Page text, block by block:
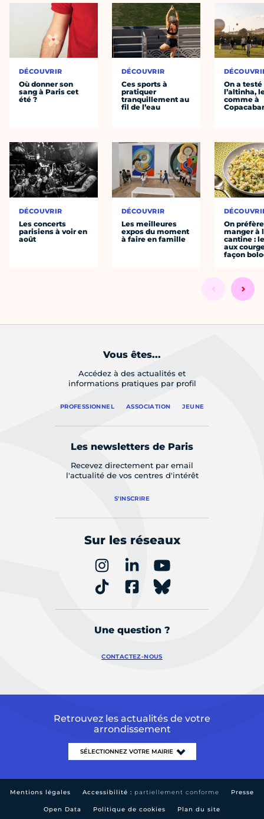
DÉCOUVRIR
Où donner son
sang à Paris cet
été ?
DÉCOUVRIR
Les concerts
parisiens à voir en
août
DÉCOUVRIR
Ces sports à
pratiquer
tranquillement au
fil de l’eau
DÉCOUVRIR
Les meilleures
expos du moment
à faire en famille
On a testé
l’altinha,
comme à
On préfère
manger à
cantine :
aux
façon
Vous êtes...
Accédez à des actualités et
informations pratiques par profil
PROFESSIONNEL ASSOCIATION JEUNE
Les newsletters de Paris
Recevez directement par email
l'actualité de vos centres d'intérêt
S'INSCRIRE
Sur les réseaux
Une question ?
CONTACTEZ-NOUS
Retrouvez les actualités de votre
arrondissement
Mentions légales Accessibilité : partiellement conforme Presse
Open Data Politique de cookies Plan du site